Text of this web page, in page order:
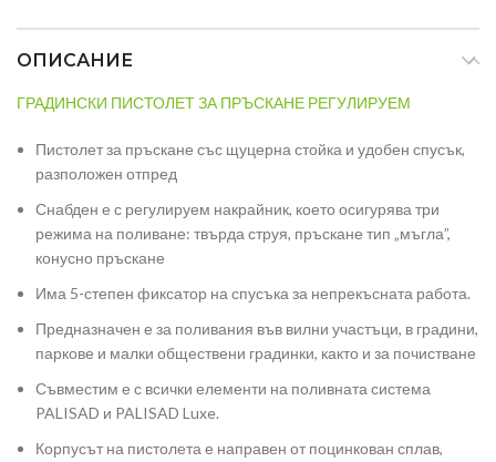
ОПИСАНИЕ
ГРАДИНСКИ ПИСТОЛЕТ ЗА ПРЪСКАНЕ РЕГУЛИРУЕМ
Пистолет за пръскане със щуцерна стойка и удобен спусък,
разположен отпред
Снабден е с регулируем накрайник, което осигурява три
режима на поливане: твърда струя, пръскане тип „мъгла”,
конусно пръскане
Има 5-степен фиксатор на спусъка за непрекъсната работа.
Предназначен е за поливания във вилни участъци, в градини,
паркове и малки обществени градинки, както и за почистване
Съвместим е с всички елементи на поливната система
PALISAD и PALISAD Luxe.
Корпусът на пистолета е направен от поцинкован сплав,